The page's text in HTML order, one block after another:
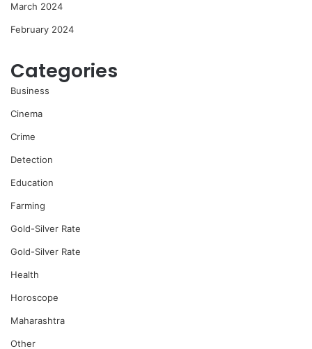
March 2024
February 2024
Categories
Business
Cinema
Crime
Detection
Education
Farming
Gold-Silver Rate
Gold-Silver Rate
Health
Horoscope
Maharashtra
Other